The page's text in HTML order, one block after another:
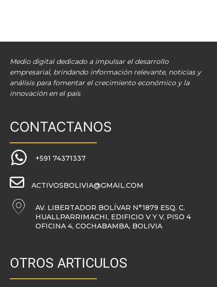
Medio digital dedicado a impulsar el desarrollo
empresarial, brindando información relevante, noticias y
análisis para fomentar el crecimiento económico y la
innovación en el país
CONTACTANOS
+591 74371337
ACTIVOSBOLIVIA@GMAIL.COM
AV. LIBERTADOR BOLÍVAR N°1879 ESQ. C.
HUALLPARRIMACHI, EDIFICIO V Y V, PISO 4
OFICINA 4, COCHABAMBA, BOLIVIA
OTROS ARTICULOS